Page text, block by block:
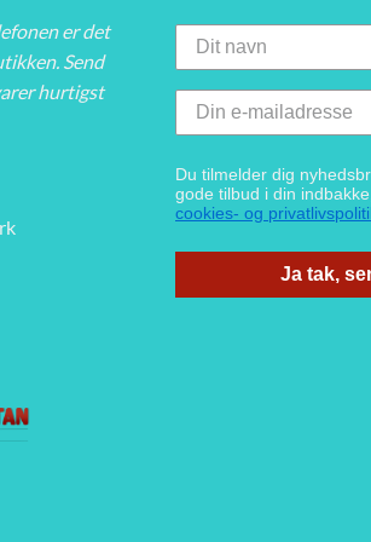
er det
Send
hurtigst
Du tilmelder dig
gode tilbud i din
cookies- og
Ja tak,